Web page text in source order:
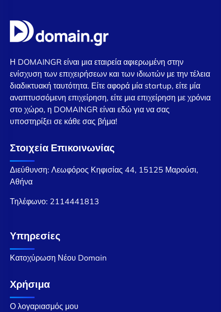
Η DOMAINGR είναι μια εταιρεία αφιερωμένη στην
ενίσχυση των επιχειρήσεων και των ιδιωτών με την τέλεια
διαδικτυακή ταυτότητα. Είτε αφορά μία startup, είτε μία
αναπτυσσόμενη επιχείρηση, είτε μια επιχείρηση με χρόνια
στο χώρο, η DOMAINGR είναι εδώ για να σας
υποστηρίξει σε κάθε σας βήμα!
Στοιχεία Επικοινωνίας
Διεύθυνση: Λεωφόρος Κηφισίας 44, 15125 Μαρούσι,
Αθήνα
Τηλέφωνο: 2114441813
Υπηρεσίες
Κατοχύρωση Νέου Domain
Χρήσιμα
Ο λογαριασμός μου